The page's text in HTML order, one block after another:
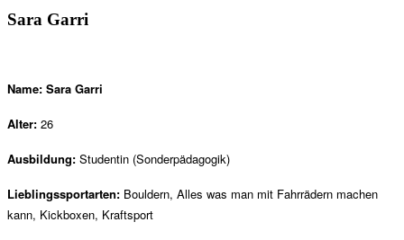
Sara Garri
Name: Sara Garri
Alter: 26
Ausbildung: Studentin (Sonderpädagogik)
Lieblingssportarten: Bouldern, Alles was man mit Fahrrädern machen
kann, Kickboxen, Kraftsport